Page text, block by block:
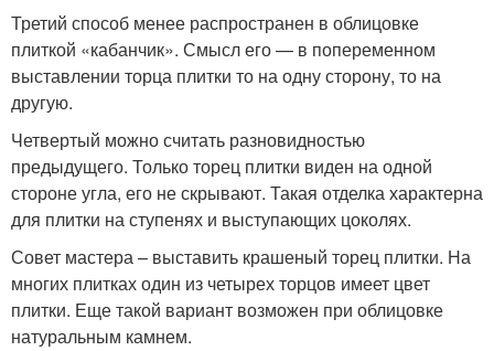
Третий способ менее распространен в облицовке
плиткой «кабанчик». Смысл его — в попеременном
выставлении торца плитки то на одну сторону, то на
другую.
Четвертый можно считать разновидностью
предыдущего. Только торец плитки виден на одной
стороне угла, его не скрывают. Такая отделка характерна
для плитки на ступенях и выступающих цоколях.
Совет мастера – выставить крашеный торец плитки. На
многих плитках один из четырех торцов имеет цвет
плитки. Еще такой вариант возможен при облицовке
натуральным камнем.